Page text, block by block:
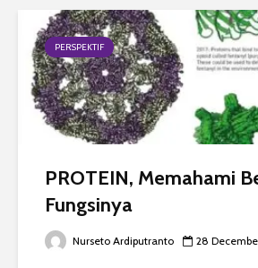
PERSPEKTIF
PROTEIN, Memahami
Fungsinya
Nurseto Ardiputranto 28